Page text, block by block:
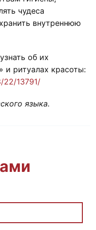
чудеса
внутреннюю
об их
и ритуалах красоты:
13791/
языка.